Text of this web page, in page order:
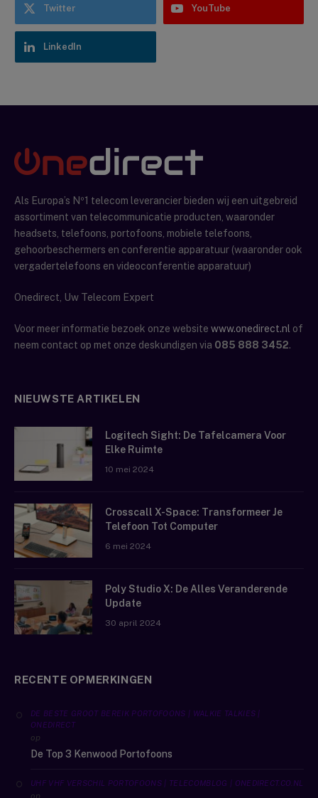
Twitter YouTube
LinkedIn
Als Europa’s Nº1 telecom leverancier bieden wij een uitgebreid
assortiment van telecommunicatie producten, waaronder
headsets, telefoons, portofoons, mobiele telefoons,
gehoorbeschermers en conferentie apparatuur (waaronder ook
vergadertelefoons en videoconferentie apparatuur)
Onedirect, Uw Telecom Expert
Voor meer informatie bezoek onze website www.onedirect.nl of
neem contact op met onze deskundigen via 085 888 3452.
NIEUWSTE ARTIKELEN
Logitech Sight: De Tafelcamera Voor
Elke Ruimte
10 mei 2024
Crosscall X-Space: Transformeer Je
Telefoon Tot Computer
6 mei 2024
Poly Studio X: De Alles Veranderende
Update
30 april 2024
RECENTE OPMERKINGEN
DE BESTE GROOT BEREIK PORTOFOONS | WALKIE TALKIES |
ONEDIRECT
op
De Top 3 Kenwood Portofoons
UHF VHF VERSCHIL PORTOFOONS | TELECOMBLOG | ONEDIRECT.CO.NL
op